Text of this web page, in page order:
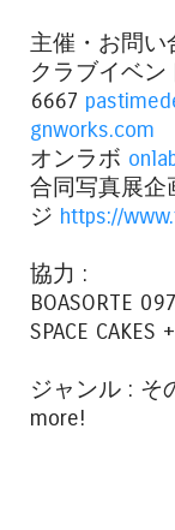
主催・お問い
クラブイベ
6667
gnworks.com
オンラボ
合同写真展企
ジ https://
協力 :
BOASORTE
SPACE CAKES
ジャンル : そ
more!